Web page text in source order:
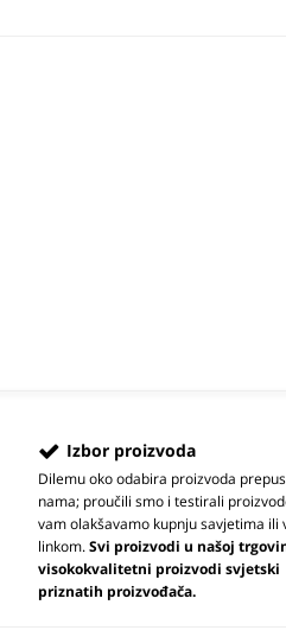
Izbor proizvoda
Dilemu oko odabira proizvoda
nama; proučili smo i testirali
vam olakšavamo kupnju savjetima ili
linkom.Svi proizvodi u našoj
visokokvalitetni proizvodi svjetski
priznatih proizvođača.